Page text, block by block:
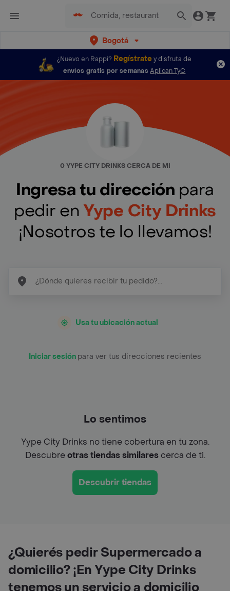
Bogotá
¿Nuevo en Rappi? Regístratey disfruta de
envíos gratis por semanas Aplican TyC
0 YYPE CITY DRINKS CERCA DE MI
Ingresa tu dirección para
pedir en Yype City Drinks
¡Nosotros te lo llevamos!
Usa tu ubicación actual
Iniciar sesión para ver tus direcciones recientes
Lo sentimos
Yype City Drinks no tiene cobertura en tu zona.
Descubreotras tiendas similarescerca de ti.
Descubrir tiendas
¿Quierés pedir Supermercado a
domicilio? ¡En Yype City Drinks
tenemos un servicio a domicilio